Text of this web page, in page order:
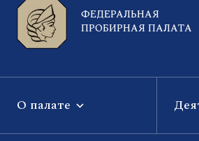
ФЕДЕРАЛЬНАЯ
ПРОБИРНАЯ ПАЛАТА
О палате